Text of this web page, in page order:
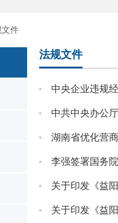
文件
法规文件
中央企业违规
中共中央办公
湖南省优化营
李强签署国务
关于印发《益
关于印发《益